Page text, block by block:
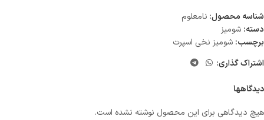
شناسه محصول: نامعلوم
دسته: شومیز
برچسب: شومیز نخی اسپرت
اشتراک گذاری:
دیدگاهها
هیچ دیدگاهی برای این محصول نوشته نشده است.